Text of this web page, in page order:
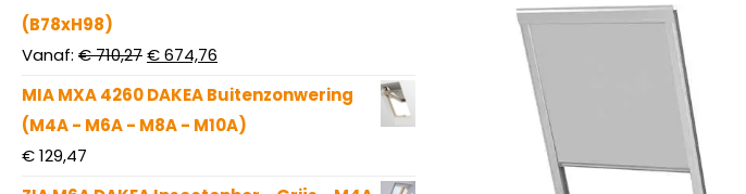
(B78xH98)
Vanaf: €710,27Oorspronkelijke
prijs
was:
€674,76
prijs
is:
MIA MXA 4260 DAKEA Buitenzonwering
(M4A - M6A - M8A - M10A)
€129,47